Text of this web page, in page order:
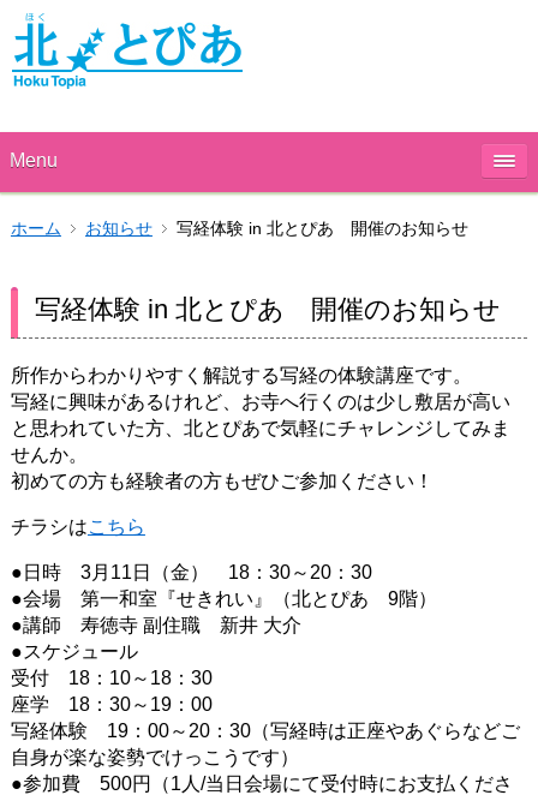
Menu
ホーム お知らせ 写経体験 in 北とぴあ 開催のお知らせ
写経体験 in 北とぴあ 開催のお知らせ
所作からわかりやすく解説する写経の体験講座です。
写経に興味があるけれど、お寺へ行くのは少し敷居が高い
と思われていた方、北とぴあで気軽にチャレンジしてみま
せんか。
初めての方も経験者の方もぜひご参加ください！
チラシはこちら
●日時 3月11日（金） 18：30～20：30
●会場 第一和室『せきれい』（北とぴあ 9階）
●講師 寿徳寺 副住職 新井 大介
●スケジュール
受付 18：10～18：30
座学 18：30～19：00
写経体験 19：00～20：30（写経時は正座やあぐらなどご
自身が楽な姿勢でけっこうです）
●参加費 500円（1人/当日会場にて受付時にお支払くださ